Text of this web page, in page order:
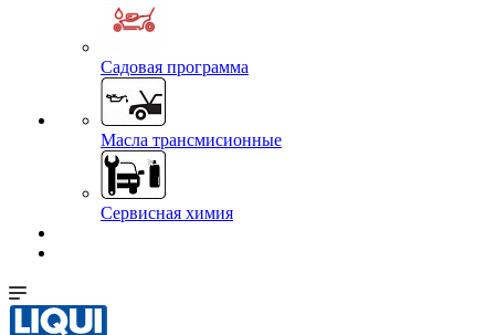
Садовая программа
Масла трансмисионные
Сервисная химия